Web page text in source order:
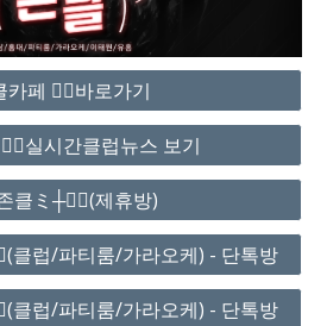
카페 ❤️‍🔥바로가기
실시간클럽뉴스 보기
클ミ┼❤️‍🔥(제휴방)
클럽/파티룸/가라오케) - 단톡방
클럽/파티룸/가라오케) - 단톡방